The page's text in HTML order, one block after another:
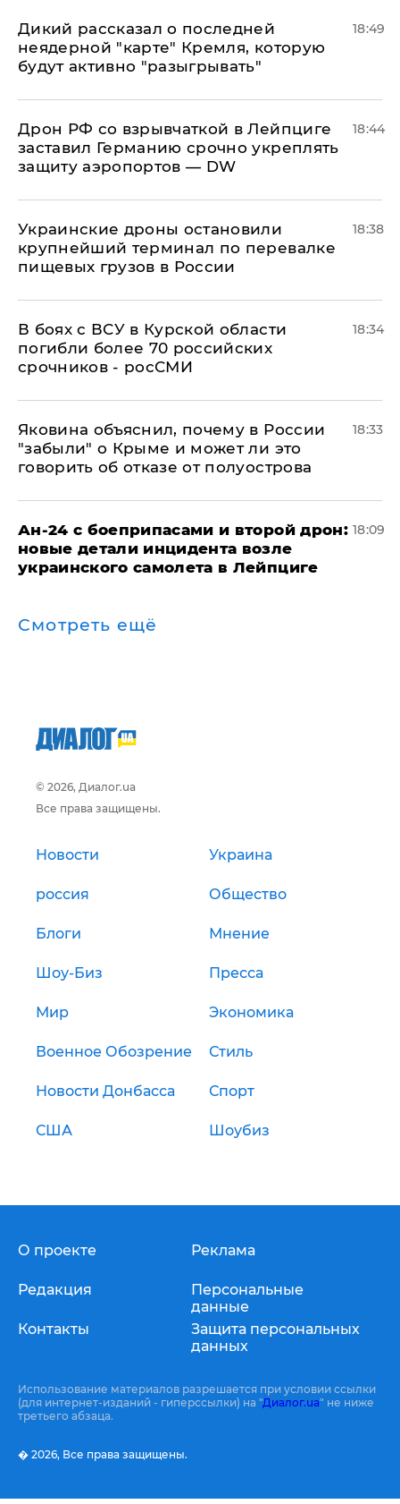
Дикий рассказал о последней
неядерной "карте" Кремля, которую
будут активно "разыгрывать"
18:49
​Дрон РФ со взрывчаткой в Лейпциге
заставил Германию срочно укреплять
защиту аэропортов — DW
18:44
Украинские дроны остановили
крупнейший терминал по перевалке
пищевых грузов в России
18:38
В боях с ВСУ в Курской области
погибли более 70 российских
срочников - росСМИ
18:34
Яковина объяснил, почему в России
"забыли" о Крыме и может ли это
говорить об отказе от полуострова
18:33
Ан-24 с боеприпасами и второй дрон:
новые детали инцидента возле
украинского самолета в Лейпциге
18:09
Смотреть ещё
© 2026, Диалог.ua
Все права защищены.
Новости Украина
россия Общество
Блоги Мнение
Шоу-Биз Пресса
Мир Экономика
Военное Обозрение Стиль
Новости Донбасса Спорт
США Шоубиз
О проекте
Редакция
Контакты
Реклама
Персональные
данные
Защита персональных
данных
Использование материалов разрешается при условии ссылки
(для интернет-изданий - гиперссылки) на "Диалог.ua" не ниже
третьего абзаца.
� 2026, Все права защищены.